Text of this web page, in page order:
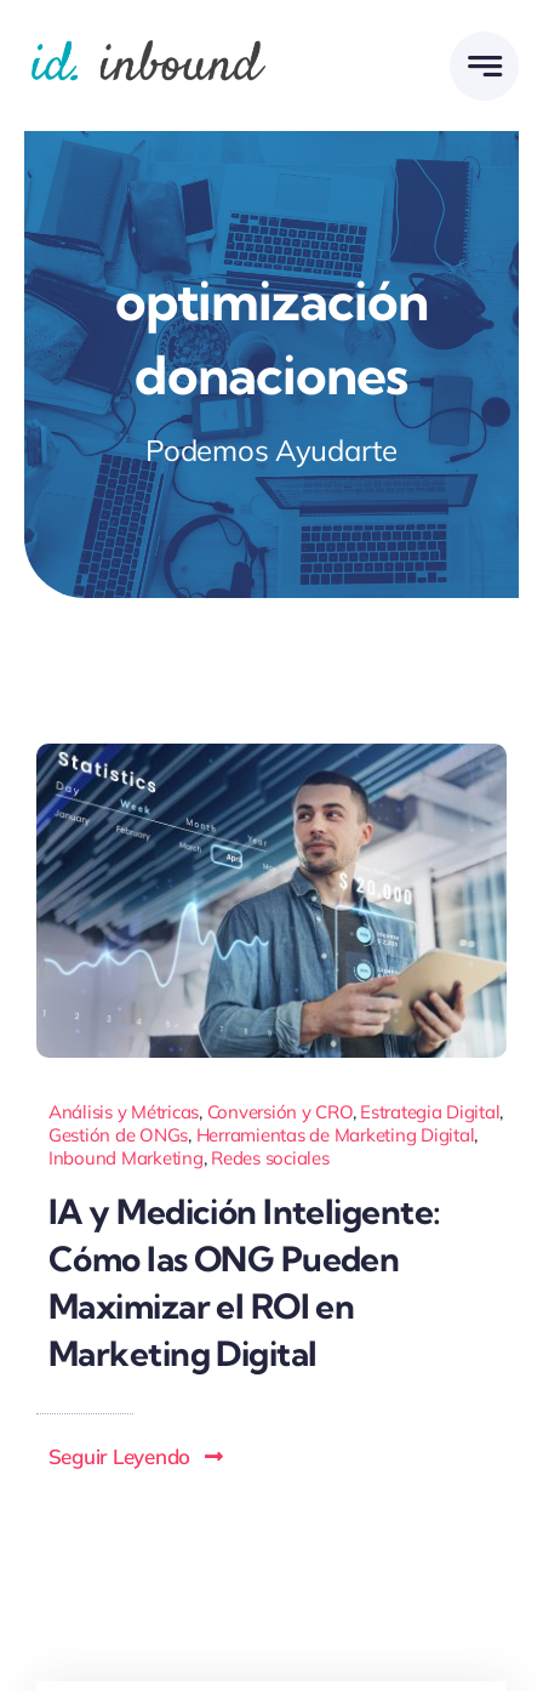
content
optimización
donaciones
Podemos Ayudarte
Análisis y Métricas, Conversión y CRO, Estrategia Digital,
Gestión de ONGs, Herramientas de Marketing Digital,
Inbound Marketing, Redes sociales
IA y Medición Inteligente:
Cómo las ONG Pueden
Maximizar el ROI en
Marketing Digital
Seguir Leyendo